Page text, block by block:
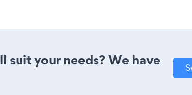
your needs? We have